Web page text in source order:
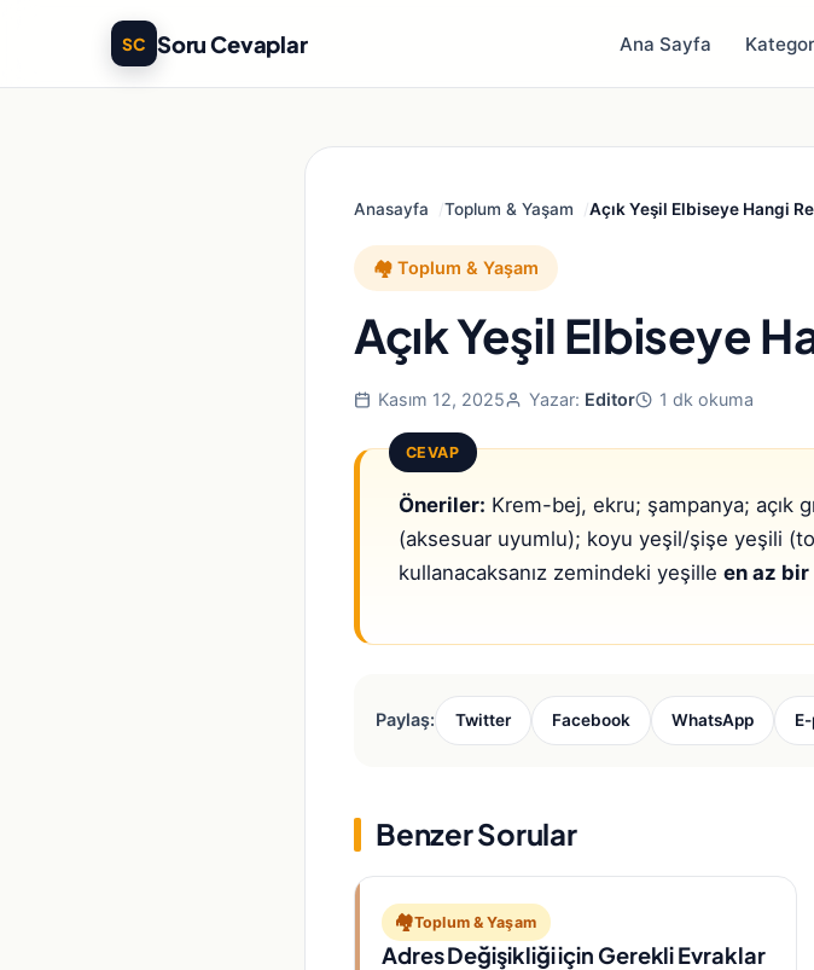
SC Soru Cevaplar Ana Sayfa
Anasayfa Toplum & Yaşam Açık Yeşil Elbiseye Hangi
🏘️ Toplum & Yaşam
Açık Yeşil Elbiseye
Kasım 12, 2025 Yazar: Editor 1 dk okuma
CEVAP
Öneriler: Krem-bej, ekru; şampanya; açık
(aksesuar uyumlu); koyu yeşil/şişe yeşili
kullanacaksanız zemindeki yeşille en az bir
Paylaş: Twitter Facebook WhatsApp
Benzer Sorular
🏘️Toplum & Yaşam
Adres Değişikliği için Gerekli Evraklar